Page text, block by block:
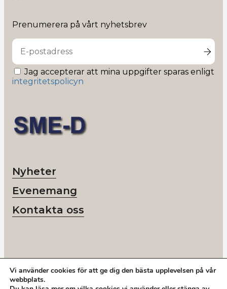
på
Prenumerera på vårt nyhetsbrev
Jag accepterar att mina uppgifter sparas enligt
integritetspolicyn
Nyheter
Evenemang
Kontakta oss
© 2026 SME-D
Org nr: 802418-6218
Vi använder cookies för att ge dig den bästa upplevelsen på vår
webbplats.